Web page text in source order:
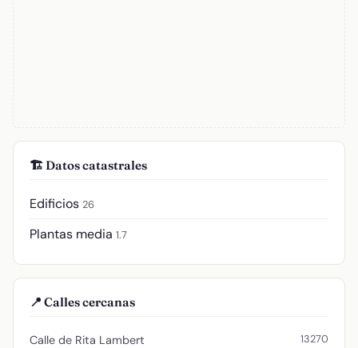
🏗️ Datos catastrales
Edificios 26
Plantas media 1.7
📍 Calles cercanas
Calle de Rita Lambert 13270